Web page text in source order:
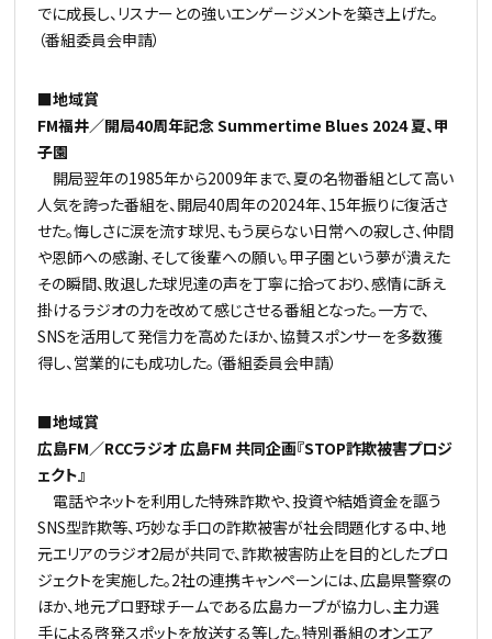
でに成長し、リスナーとの強いエンゲージメントを築き上げた。
（番組委員会申請）
■地域賞
FM福井／開局40周年記念 Summertime Blues 2024 夏、甲
子園
開局翌年の1985年から2009年まで、夏の名物番組として高い
人気を誇った番組を、開局40周年の2024年、15年振りに復活さ
せた。悔しさに涙を流す球児、もう戻らない日常への寂しさ、仲間
や恩師への感謝、そして後輩への願い。甲子園という夢が潰えた
その瞬間、敗退した球児達の声を丁寧に拾っており、感情に訴え
掛けるラジオの力を改めて感じさせる番組となった。一方で、
SNSを活用して発信力を高めたほか、協賛スポンサーを多数獲
得し、営業的にも成功した。（番組委員会申請）
■地域賞
広島FM／RCCラジオ 広島FM 共同企画『STOP詐欺被害プロジ
ェクト』
電話やネットを利用した特殊詐欺や、投資や結婚資金を謳う
SNS型詐欺等、巧妙な手口の詐欺被害が社会問題化する中、地
元エリアのラジオ2局が共同で、詐欺被害防止を目的としたプロ
ジェクトを実施した。2社の連携キャンペーンには、広島県警察の
ほか、地元プロ野球チームである広島カープが協力し、主力選
手による啓発スポットを放送する等した。特別番組のオンエア